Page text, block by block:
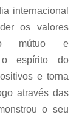
internacional
os valores
mútuo e
o espírito do
e torna
através das
o seu